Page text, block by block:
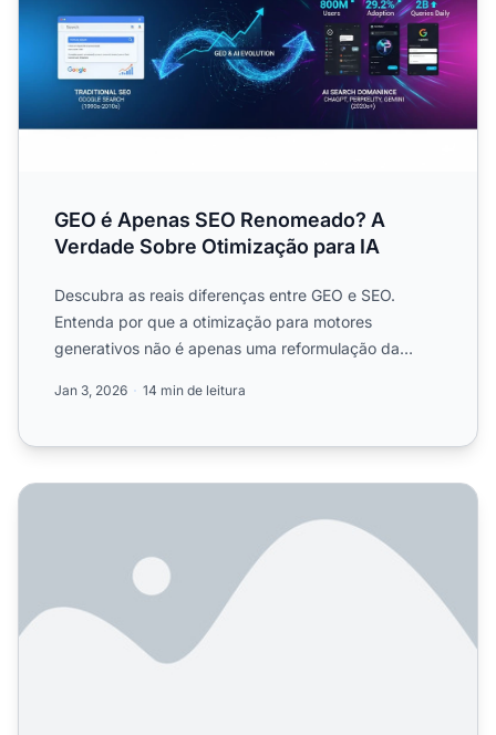
GEO é Apenas SEO Renomeado? A
Verdade Sobre Otimização para IA
Descubra as reais diferenças entre GEO e SEO.
Entenda por que a otimização para motores
generativos não é apenas uma reformulação da
Jan 3, 2026 14 min de leitura
GEO vs AEO - são a mesma coisa ou devo otimizar para